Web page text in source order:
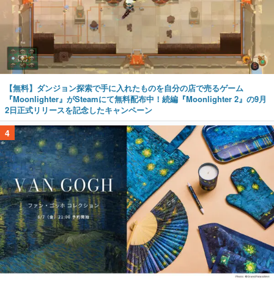
【無料】ダンジョン探索で手に入れたものを自分の店で売るゲーム
『Moonlighter』がSteamにて無料配布中！続編『Moonlighter 2』の9月
2日正式リリースを記念したキャンペーン
4